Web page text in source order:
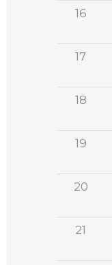
16
17
18
19
20
21